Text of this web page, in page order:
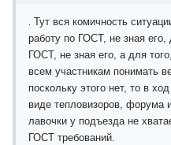
. Тут вся комичность
работу по ГОСТ, не зная его,
ГОСТ, не зная его, а для
всем участникам понимать
поскольку этого нет, то в
виде тепловизоров, форума
лавочки у подъезда не
ГОСТ требований.